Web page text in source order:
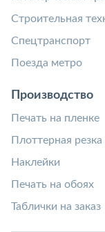
Строительная
Спецтранспорт
Поезда метро
Производство
Печать на пленке
Плоттерная резка
Наклейки
Печать на обоях
Таблички на заказ